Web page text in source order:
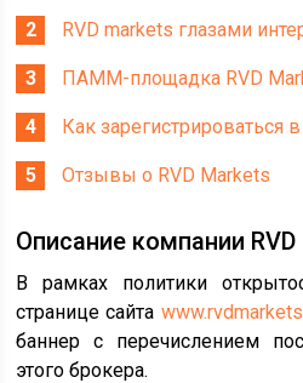
RVD markets глазами
ПАММ-площадка RVD
Как зарегистрироваться
Отзывы о RVD Markets
Описание компании
В рамках политики
странице сайта
баннер с перечислением
этого брокера.